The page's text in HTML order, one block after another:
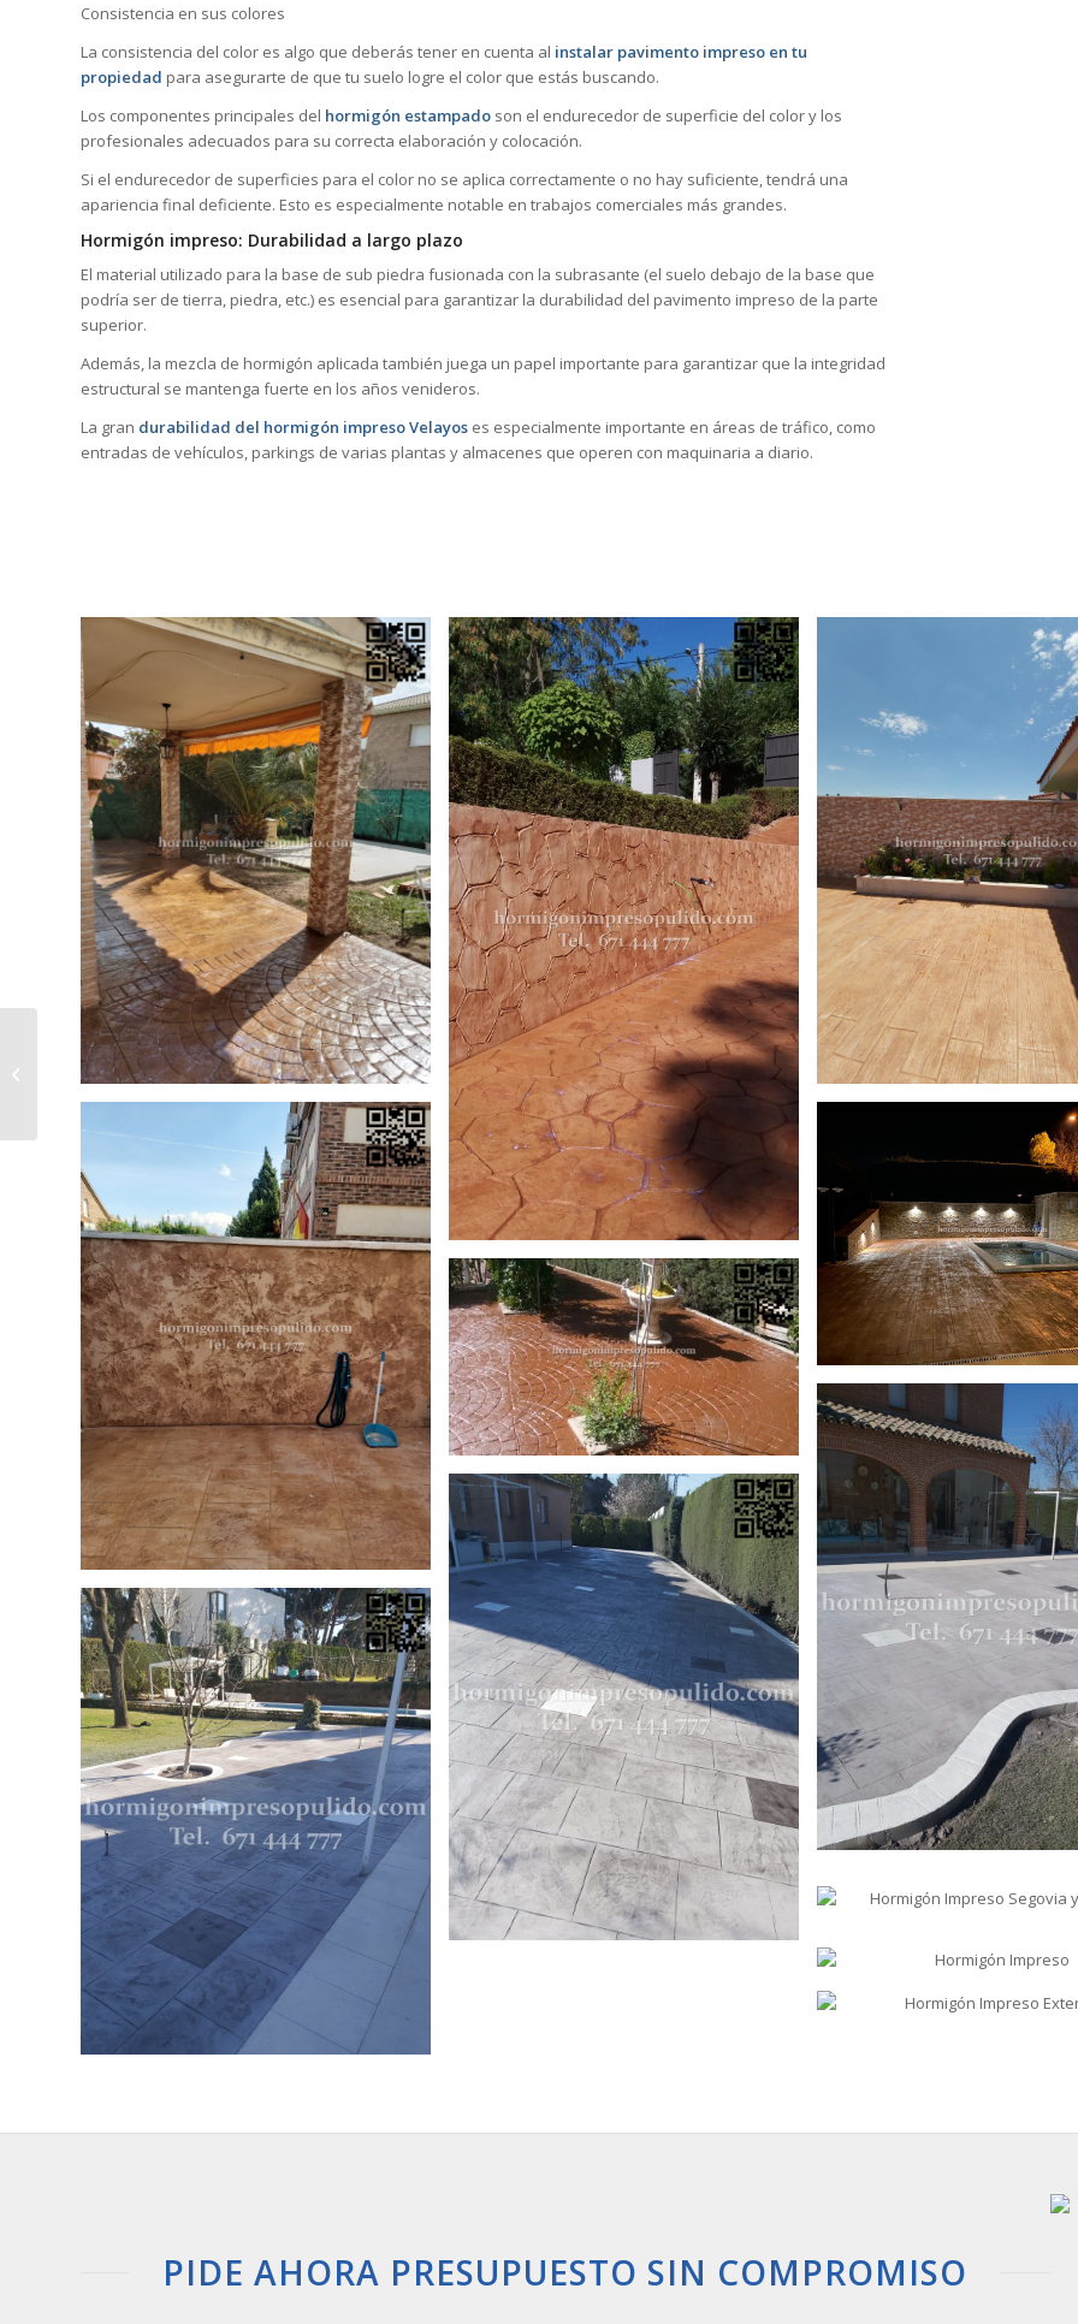
Consistencia en sus colores
La consistencia del color es algo que deberás tener en cuenta al instalar pavimento impreso en tu
propiedad para asegurarte de que tu suelo logre el color que estás buscando.
Los componentes principales del hormigón estampado son el endurecedor de superficie del color y los
profesionales adecuados para su correcta elaboración y colocación.
Si el endurecedor de superficies para el color no se aplica correctamente o no hay suficiente, tendrá una
apariencia final deficiente. Esto es especialmente notable en trabajos comerciales más grandes.
Hormigón impreso: Durabilidad a largo plazo
El material utilizado para la base de sub piedra fusionada con la subrasante (el suelo debajo de la base que
podría ser de tierra, piedra, etc.) es esencial para garantizar la durabilidad del pavimento impreso de la parte
superior.
Además, la mezcla de hormigón aplicada también juega un papel importante para garantizar que la integridad
estructural se mantenga fuerte en los años venideros.
La gran durabilidad del hormigón impreso Velayos es especialmente importante en áreas de tráfico, como
entradas de vehículos, parkings de varias plantas y almacenes que operen con maquinaria a diario.
PIDE AHORA PRESUPUESTO SIN COMPROMISO
Hormigón Impreso Vega de Santa
María